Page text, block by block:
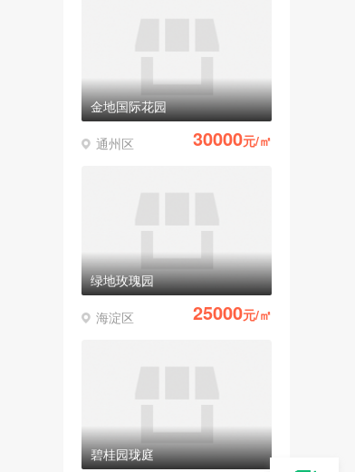
金地国际花园
通州区 30000元/㎡
绿地玫瑰园
海淀区 25000元/㎡
碧桂园珑庭